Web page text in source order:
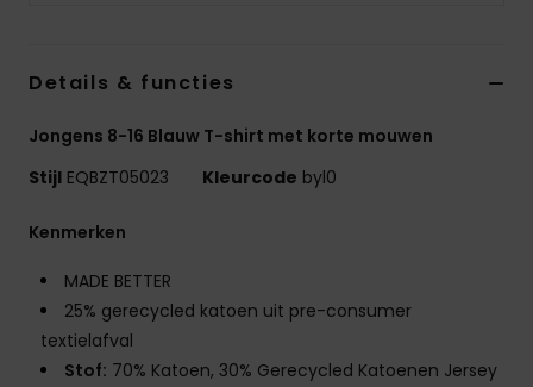
Details & functies
Jongens 8-16 Blauw T-shirt met korte mouwen
Stijl EQBZT05023 Kleurcode byl0
Kenmerken
MADE BETTER
25% gerecycled katoen uit pre-consumer
textielafval
Stof: 70% Katoen, 30% Gerecycled Katoenen Jersey